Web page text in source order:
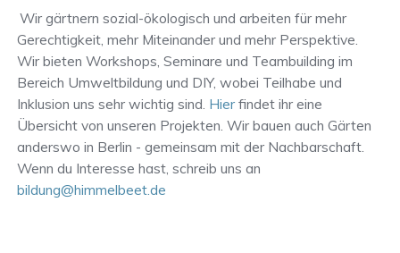
Wir gärtnern sozial-ökologisch und arbeiten für mehr
Gerechtigkeit, mehr Miteinander und mehr Perspektive.
Wir bieten Workshops, Seminare und Teambuilding im
Bereich Umweltbildung und DIY, wobei Teilhabe und
Inklusion uns sehr wichtig sind. Hierfindet ihr eine
Übersicht von unseren Projekten. Wir bauen auch Gärten
anderswo in Berlin - gemeinsam mit der Nachbarschaft.
Wenn du Interesse hast, schreib uns an
bildung@himmelbeet.de